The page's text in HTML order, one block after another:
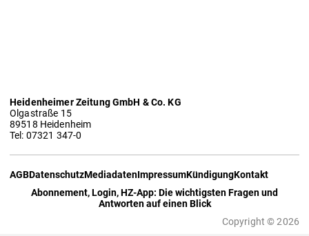
Heidenheimer Zeitung GmbH & Co. KG
Olgastraße 15
89518 Heidenheim
Tel: 07321 347-0
AGBDatenschutzMediadatenImpressumKündigungKontakt
Abonnement, Login, HZ-App: Die wichtigsten Fragen und
Antworten auf einen Blick
Copyright © 2026